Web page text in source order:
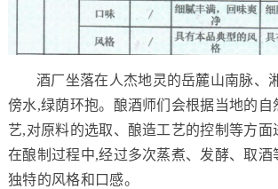
酒厂坐落在人杰地灵的岳麓山南脉、
傍水,绿荫环抱。酿酒师们会根据当地的自
艺,对原料的选取、酿造工艺的控制等方面
在酿制过程中,经过多次蒸煮、发酵、取酒
独特的风格和口感。